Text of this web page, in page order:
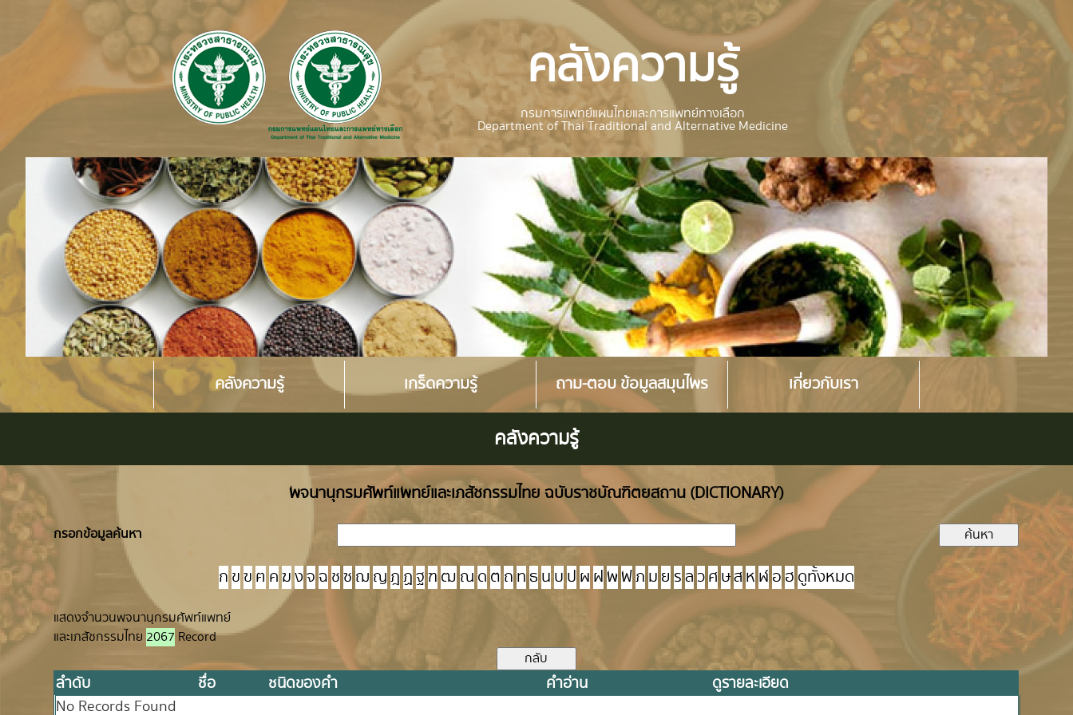
คลังความรู้
กรมการแพทย์แผนไทยและการแพทย์ทางเลือก
Department of Thai Traditional and Alternative Medicine
คลังความรู้ เกร็ดความรู้ ถาม-ตอบ ข้อมูลสมุนไพร เกี่ยวกับเรา
คลังความรู้
พจนานุกรมศัพท์แพทย์และเภสัชกรรมไทย ฉบับราชบัณฑิตยสถาน (DICTIONARY)
กรอกข้อมูลค้นหา
ก ขฃ ฅ คฆงจฉ ชซ ฌ ญฎฏฐฑ ฒ ณ ด ต ถ ท ธ นบ ป ผ ฝพฟภ ม ย รล วศ ษสห ฬ อ ฮ ดูทั้งหมด
แสดงจำนวนพจนานุกรมศัพท์แพทย์
และเภสัชกรรมไทย 2067 Record
ลำดับ ชื่อ ชนิดของคำ คำอ่าน
ดูรายละเอียด
No Records Found